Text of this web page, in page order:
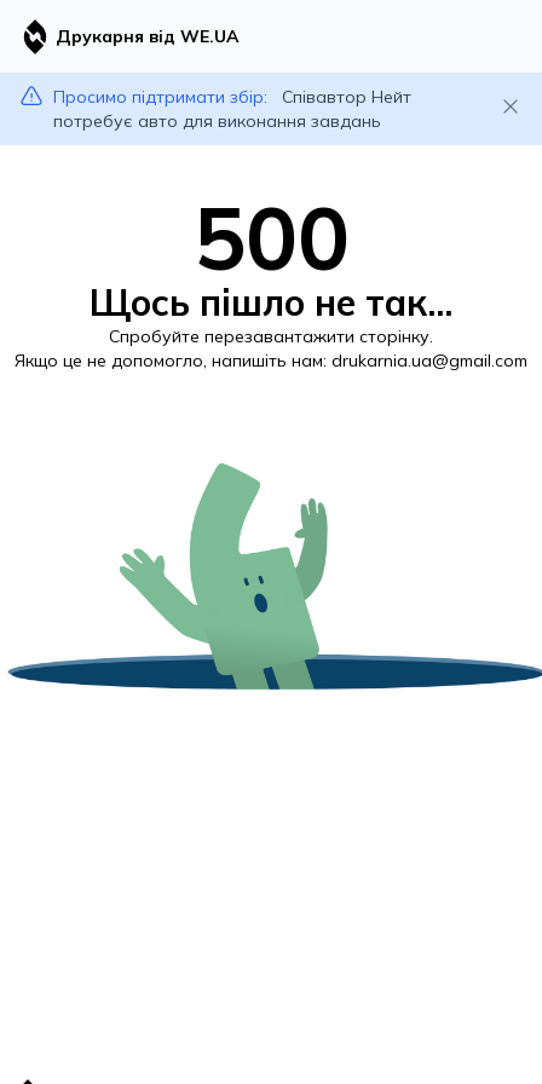
Друкарня від WE.UA
Просимо підтримати збір:
Співавтор Нейт
потребує авто для виконання завдань
500
Щось пішло не так...
Спробуйте перезавантажити сторінку.
Якщо це не допомогло, напишіть нам: drukarnia.ua@gmail.com